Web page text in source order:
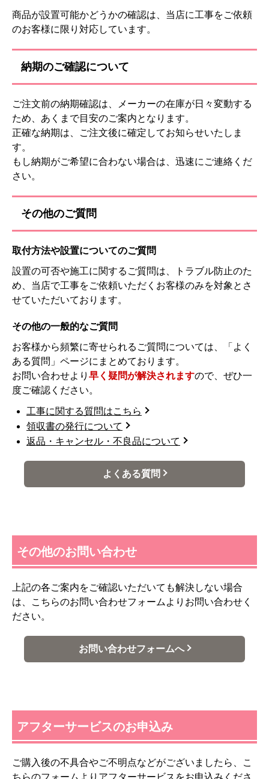
商品が設置可能かどうかの確認は、当店に工事をご依頼
のお客様に限り対応しています。
納期のご確認について
ご注文前の納期確認は、メーカーの在庫が日々変動する
ため、あくまで目安のご案内となります。
正確な納期は、ご注文後に確定してお知らせいたしま
す。
もし納期がご希望に合わない場合は、迅速にご連絡くだ
さい。
その他のご質問
取付方法や設置についてのご質問
設置の可否や施工に関するご質問は、トラブル防止のた
め、当店で工事をご依頼いただくお客様のみを対象とさ
せていただいております。
その他の一般的なご質問
お客様から頻繁に寄せられるご質問については、「よく
ある質問」ページにまとめております。
お問い合わせより 早く疑問が解決されますので、ぜひ一
度ご確認ください。
工事に関する質問はこちら
領収書の発行について
返品・キャンセル・不良品について
よくある質問
その他のお問い合わせ
上記の各ご案内をご確認いただいても解決しない場合
は、こちらのお問い合わせフォームよりお問い合わせく
ださい。
お問い合わせフォームへ
アフターサービスのお申込み
ご購入後の不具合やご不明点などがございましたら、こ
ちらのフォームよりアフターサービスをお申込みくださ